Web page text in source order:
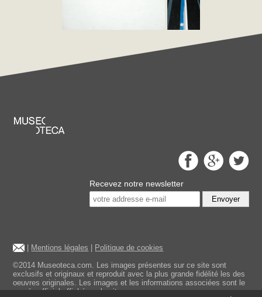
Recevez notre newsletter
Envoyer
Mentions légales
Politique de cookies
©2014 Museoteca.com. Les images présentes sur ce site sont
exclusifs et originaux et reproduit avec la plus grande fidélité les des
oeuvres originales. Les images et les informations associées sont le
musée officiel affiché sur le site.